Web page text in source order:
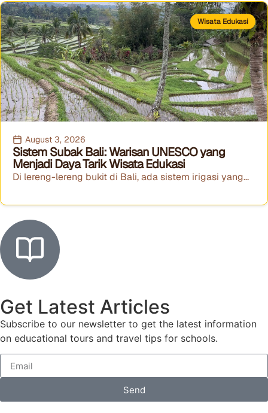
Wisata Edukasi
August 3, 2026
Sistem Subak Bali: Warisan UNESCO yang
Menjadi Daya Tarik Wisata Edukasi
Di lereng-lereng bukit di Bali, ada sistem irigasi yang...
Get Latest Articles
Subscribe to our newsletter to get the latest information
on educational tours and travel tips for schools.
Send